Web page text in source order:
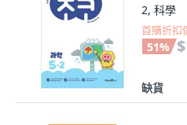
2, 科學
首購折扣
51%
缺貨